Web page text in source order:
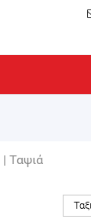
| Ταψιά